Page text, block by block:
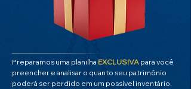
Preparamos uma planilha EXCLUSIVA para você
preencher e analisar o quanto seu patrimônio
poderá ser perdido em um possível inventário.